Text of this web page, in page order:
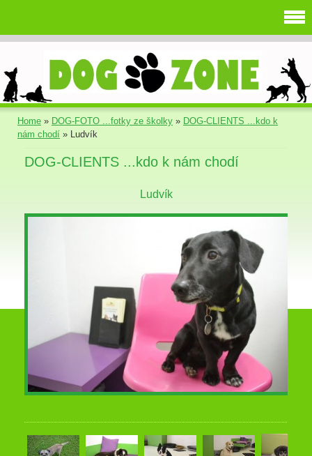
Home » DOG-FOTO ...fotky ze školky » DOG-CLIENTS ...kdo k
nám chodí » Ludvík
DOG-CLIENTS ...kdo k nám chodí
Ludvík